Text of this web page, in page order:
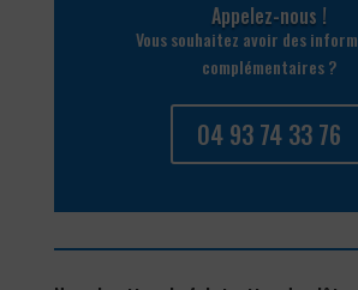
Appelez-nous !
Vous souhaitez avoir des
complémentaires ?
04 93 74 33 76